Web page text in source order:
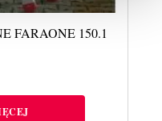
FARAONE 150.1